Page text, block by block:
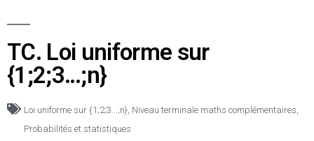
TC. Loi uniforme sur
{1;2;3…;n}
Loi uniforme sur {1;2;3...;n}, Niveau terminale maths complémentaires,
Probabilités et statistiques